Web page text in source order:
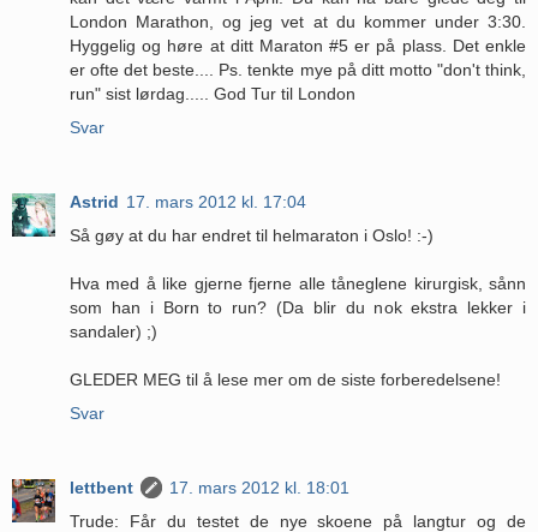
London Marathon, og jeg vet at du kommer under 3:30.
Hyggelig og høre at ditt Maraton #5 er på plass. Det enkle
er ofte det beste.... Ps. tenkte mye på ditt motto "don't think,
run" sist lørdag..... God Tur til London
Svar
Astrid 17. mars 2012 kl. 17:04
Så gøy at du har endret til helmaraton i Oslo! :-)
Hva med å like gjerne fjerne alle tåneglene kirurgisk, sånn
som han i Born to run? (Da blir du nok ekstra lekker i
sandaler) ;)
GLEDER MEG til å lese mer om de siste forberedelsene!
Svar
lettbent
17. mars 2012 kl. 18:01
Trude: Får du testet de nye skoene på langtur og de